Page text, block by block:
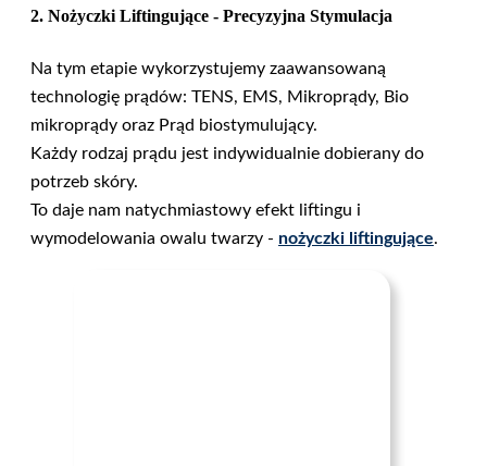
2. Nożyczki Liftingujące - Precyzyjna Stymulacja
Na tym etapie wykorzystujemy zaawansowaną
technologię prądów: TENS, EMS, Mikroprądy, Bio
mikroprądy oraz Prąd biostymulujący.
Każdy rodzaj prądu jest indywidualnie dobierany do
potrzeb skóry.
To daje nam natychmiastowy efekt liftingu i
wymodelowania owalu twarzy - nożyczki liftingujące.